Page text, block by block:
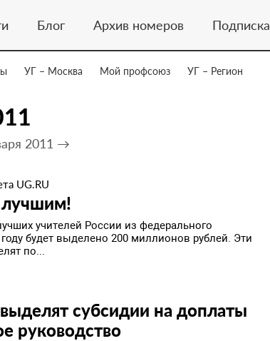
Блог Архив номеров Подписка
УГ – Москва Мой профсоюз УГ – Регион
2011 →
UG.RU
учителей России из федерального
будет выделено 200 миллионов рублей. Эти
по...
субсидии на доплаты
руководство